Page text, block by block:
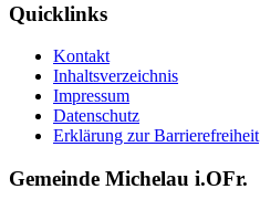
Quicklinks
Kontakt
Inhaltsverzeichnis
Impressum
Datenschutz
Erklärung zur Barrierefreiheit
Gemeinde Michelau i.OFr.